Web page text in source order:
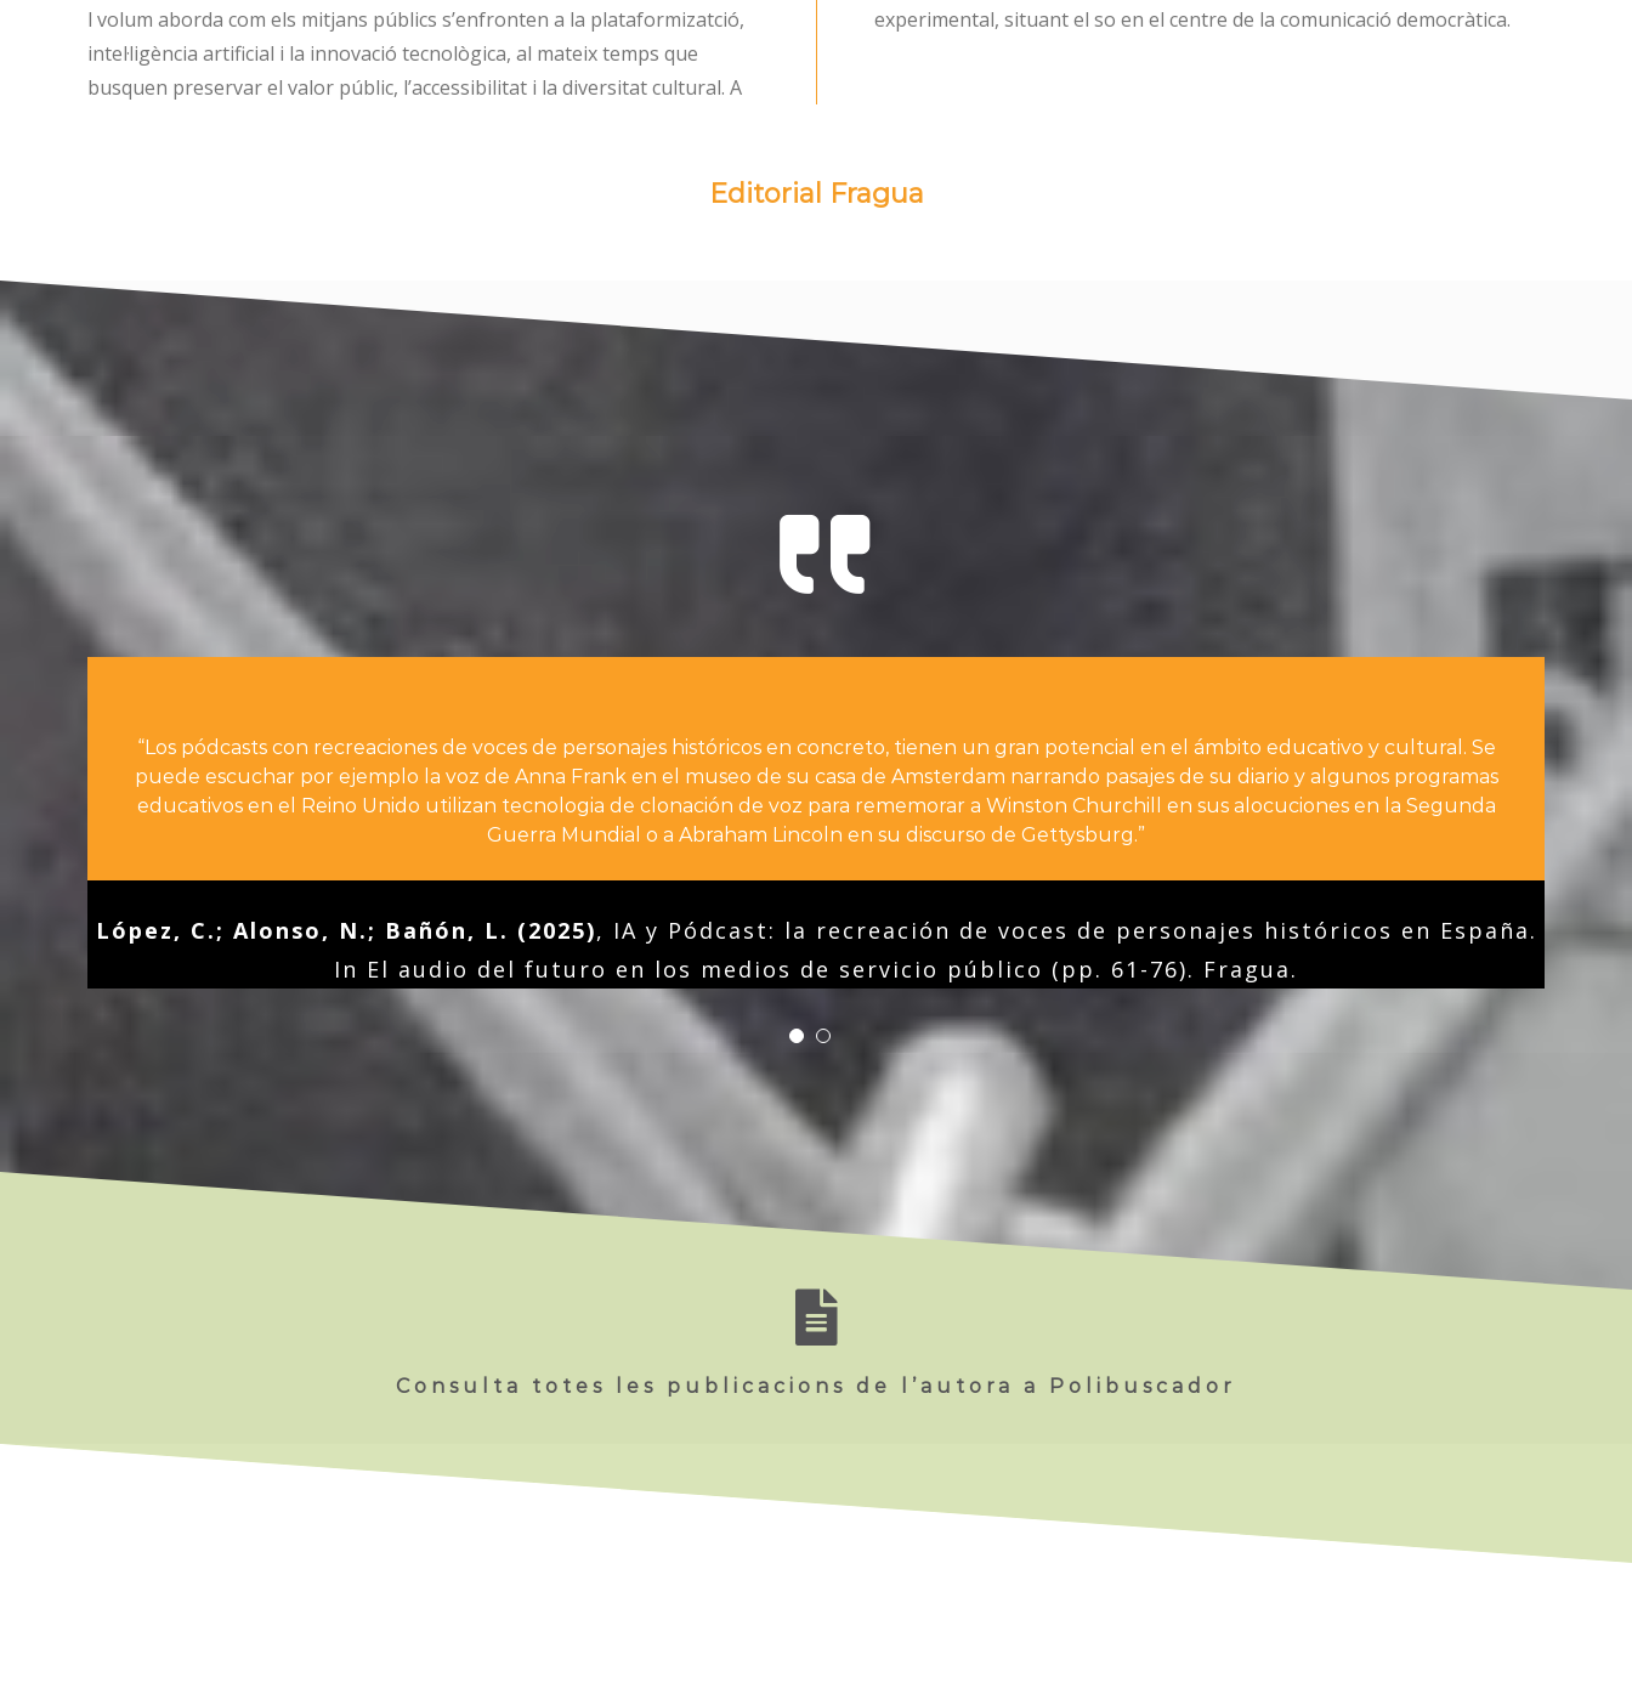
l volum aborda com els mitjans públics s’enfronten a la plataformizatció,
intel·ligència artificial i la innovació tecnològica, al mateix temps que
busquen preservar el valor públic, l’accessibilitat i la diversitat cultural. A
experimental, situant el so en el centre de la comunicació democràtica.
Editorial Fragua
“Los pódcasts con recreaciones de voces de personajes históricos en concreto, tienen un gran potencial en el ámbito educativo y cultural. Se
puede escuchar por ejemplo la voz de Anna Frank en el museo de su casa de Amsterdam narrando pasajes de su diario y algunos programas
educativos en el Reino Unido utilizan tecnologia de clonación de voz para rememorar a Winston Churchill en sus alocuciones en la Segunda
Guerra Mundial o a Abraham Lincoln en su discurso de Gettysburg.”
López, C.; Alonso, N.; Bañón, L. (2025), IA y Pódcast: la recreación de voces de personajes históricos en España.
In El audio del futuro en los medios de servicio público (pp. 61-76). Fragua.
Consulta totes les publicacions de l’autora a Polibuscador